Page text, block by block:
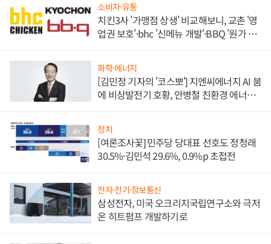
소비자·유통
치킨3사 '가맹점 상생' 비교해보니, 교촌 '영
업권 보호'·bhc '신메뉴 개발'·BBQ '원가 부
화학·에너지
[김민정 기자의 '코스뽀'] 지엔씨에너지 AI 붐
에 비상발전기 호황, 안병철 친환경 에너지
정치
[여론조사꽃] 민주당 당대표 선호도 정청래
30.5%·김민석 29.6%, 0.9%p 초접전
전자·전기·정보통신
삼성전자, 미국 오크리지국립연구소와 극저
온 히트펌프 개발하기로